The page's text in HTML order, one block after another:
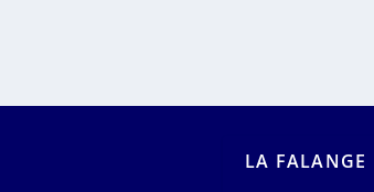
LA FALANGE